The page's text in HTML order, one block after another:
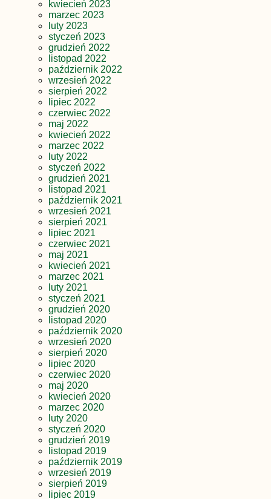
kwiecień 2023
marzec 2023
luty 2023
styczeń 2023
grudzień 2022
listopad 2022
październik 2022
wrzesień 2022
sierpień 2022
lipiec 2022
czerwiec 2022
maj 2022
kwiecień 2022
marzec 2022
luty 2022
styczeń 2022
grudzień 2021
listopad 2021
październik 2021
wrzesień 2021
sierpień 2021
lipiec 2021
czerwiec 2021
maj 2021
kwiecień 2021
marzec 2021
luty 2021
styczeń 2021
grudzień 2020
listopad 2020
październik 2020
wrzesień 2020
sierpień 2020
lipiec 2020
czerwiec 2020
maj 2020
kwiecień 2020
marzec 2020
luty 2020
styczeń 2020
grudzień 2019
listopad 2019
październik 2019
wrzesień 2019
sierpień 2019
lipiec 2019